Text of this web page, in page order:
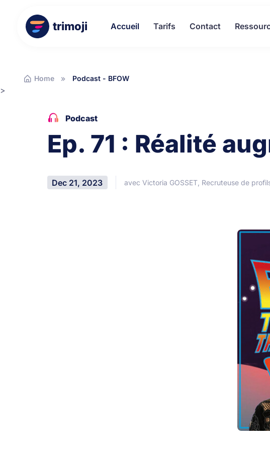
trimoji Accueil Tarifs Contact
Home Podcast - BFOW
>
Podcast
Ep. 71 : Réalité
Dec 21, 2023 avec Victoria GOSSET, Recruteuse de